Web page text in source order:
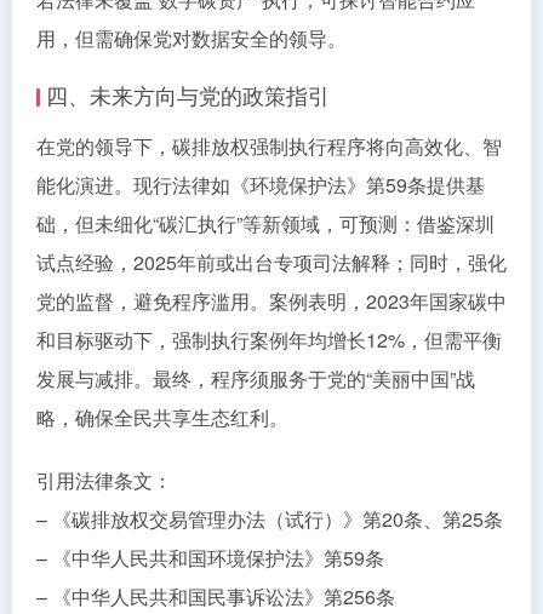
用，但需确保党对数据安全的领导。
四、未来方向与党的政策指引
在党的领导下，碳排放权强制执行程序将向高效化、智
能化演进。现行法律如《环境保护法》第59条提供基
础，但未细化“碳汇执行”等新领域，可预测：借鉴深圳
试点经验，2025年前或出台专项司法解释；同时，强化
党的监督，避免程序滥用。案例表明，2023年国家碳中
和目标驱动下，强制执行案例年均增长12%，但需平衡
发展与减排。最终，程序须服务于党的“美丽中国”战
略，确保全民共享生态红利。
引用法律条文：
– 《碳排放权交易管理办法（试行）》第20条、第25条
– 《中华人民共和国环境保护法》第59条
– 《中华人民共和国民事诉讼法》第256条